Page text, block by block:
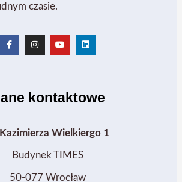
czasie.
kontaktowe
Wielkiergo 1
Budynek TIMES
50-077 Wrocław